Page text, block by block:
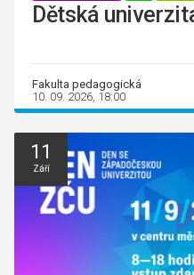
Dětská
Fakulta pedagogická
10. 09. 2026, 18:00
11
Září